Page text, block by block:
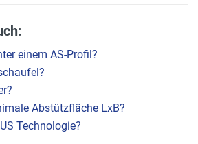
einem AS-Profil?
Abstützfläche LxB?
Technologie?